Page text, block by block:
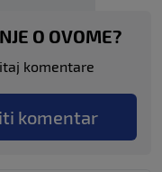
O OVOME?
komentare
komentar